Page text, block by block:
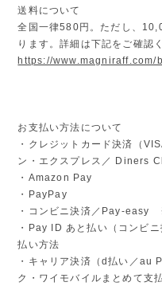
送料について
全国一律580円。ただし、
ります。詳細は下記をご確認
https://
お支払い方法について
・クレジットカード決済（
ン・エクスプレス／ Diners
・Amazon Pay
・PayPay
・コンビニ決済／Pay-easy
・Pay ID あと払い（コンビ
払い方法
・キャリア決済（d払い／au
ク・ワイモバイルまとめて支払